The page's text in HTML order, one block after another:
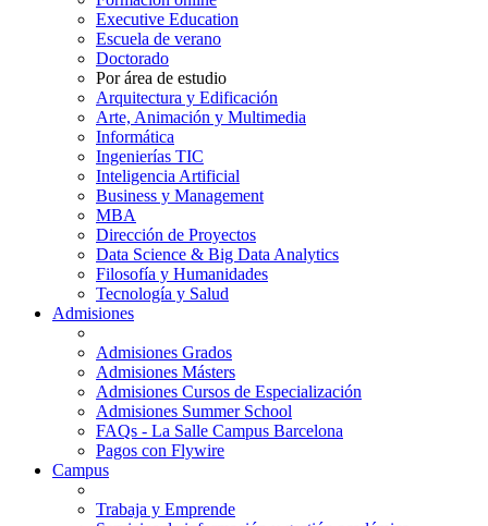
Executive Education
Escuela de verano
Doctorado
Por área de estudio
Arquitectura y Edificación
Arte, Animación y Multimedia
Informática
Ingenierías TIC
Inteligencia Artificial
Business y Management
MBA
Dirección de Proyectos
Data Science & Big Data Analytics
Filosofía y Humanidades
Tecnología y Salud
Admisiones
Admisiones Grados
Admisiones Másters
Admisiones Cursos de Especialización
Admisiones Summer School
FAQs - La Salle Campus Barcelona
Pagos con Flywire
Campus
Trabaja y Emprende